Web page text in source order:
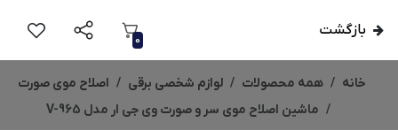
بازگشت
0
خانه همه محصولات لوازم شخصی برقی
اصلاح موی صورت
ماشین اصلاح موی سر و صورت وی جی ار مدل V-965